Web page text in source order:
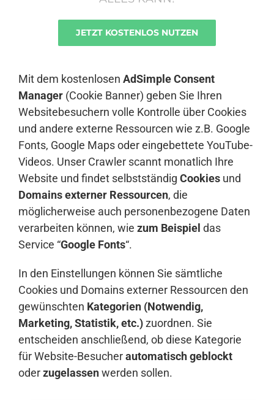
JETZT KOSTENLOS NUTZEN
Mit dem kostenlosen AdSimple Consent
Manager (Cookie Banner) geben Sie Ihren
Websitebesuchern volle Kontrolle über Cookies
und andere externe Ressourcen wie z.B. Google
Fonts, Google Maps oder eingebettete YouTube-
Videos. Unser Crawler scannt monatlich Ihre
Website und findet selbstständig Cookies und
Domains externer Ressourcen, die
möglicherweise auch personenbezogene Daten
verarbeiten können, wie zum Beispiel das
Service “Google Fonts“.
In den Einstellungen können Sie sämtliche
Cookies und Domains externer Ressourcen den
gewünschten Kategorien (Notwendig,
Marketing, Statistik, etc.)zuordnen. Sie
entscheiden anschließend, ob diese Kategorie
für Website-Besucherautomatisch geblockt
oderzugelassenwerden sollen.